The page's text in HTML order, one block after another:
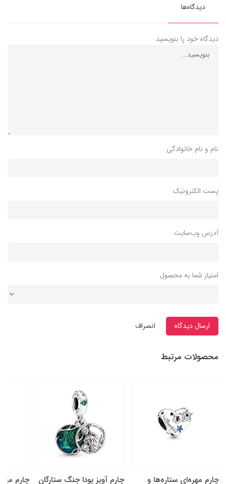
دیدگاه‌ها
دیدگاه خود را بنویسید
نام و نام خانوادگی
پست الکترونیک
آدرس وب‌سایت
امتیاز شما به محصول
ارسال دیدگاه انصراف
محصولات مرتبط
چارم مهره‌ای ستاره‌ها و
چارم آویز یودا جنگ ستارگان
چارم